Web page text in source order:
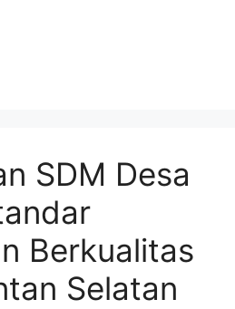
SDM Desa
Berkualitas
Selatan